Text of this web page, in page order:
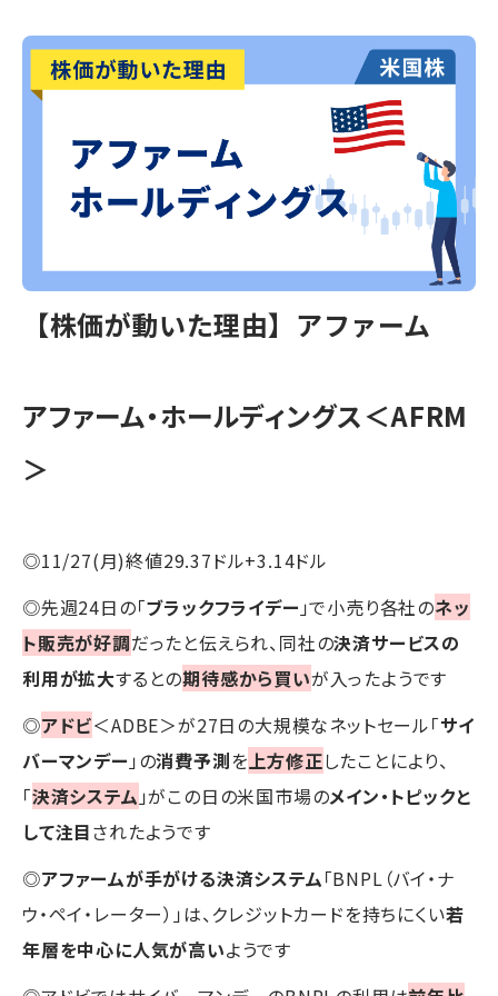
【株価が動いた理由】アファーム
アファーム・ホールディングス＜AFRM
＞
◎11/27(月)終値29.37ドル+3.14ドル
◎先週24日の「ブラックフライデー 」で小売り各社のネッ
ト販売が好調だったと伝えられ、同社の決済サービスの
利用が拡大するとの期待感から買いが入ったようです
◎アドビ＜ADBE＞が27日の大規模なネットセール「サイ
バーマンデー 」の消費予測を 上方修正したことにより、
「決済システム 」がこの日の米国市場のメイン・トピックと
して注目されたようです
◎アファームが手がける決済システム「BNPL（バイ・ナ
ウ・ペイ・レーター）」は、クレジットカードを持ちにくい若
年層を中心に人気が高いようです